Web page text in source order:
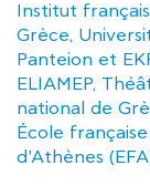
Institut
Grèce,
Panteion et
ELIAMEP,
national de
École française
d'Athènes